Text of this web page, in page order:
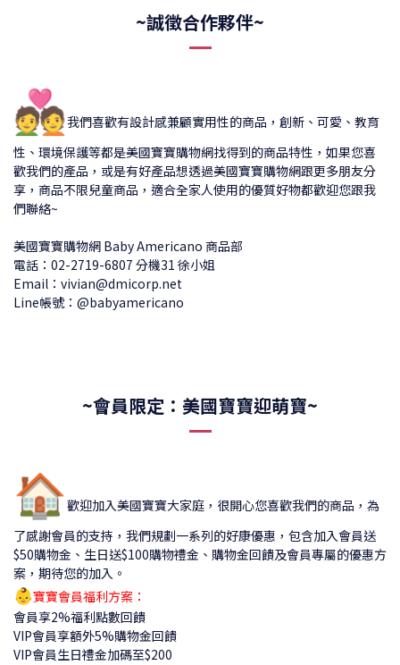
~誠徵合作夥伴~
💑我們喜歡有設計感兼顧實用性的商品，創新、可愛、教育
性、環境保護等都是美國寶寶購物網找得到的商品特性，如果您喜
歡我們的產品，或是有好產品想透過美國寶寶購物網跟更多朋友分
享，商品不限兒童商品，適合全家人使用的優質好物都歡迎您跟我
們聯絡~
美國寶寶購物網 Baby Americano 商品部
電話：02-2719-6807 分機31 徐小姐
Email：vivian@dmicorp.net
Line帳號：@babyamericano
~會員限定：美國寶寶迎萌寶~
🏠歡迎加入美國寶寶大家庭，很開心您喜歡我們的商品，為
了感謝會員的支持，我們規劃一系列的好康優惠，包含加入會員送
$50購物金、生日送$100購物禮金、購物金回饋及會員專屬的優惠方
案，期待您的加入。
👶寶寶會員福利方案：
會員享2%福利點數回饋
VIP會員享額外5%購物金回饋
VIP會員生日禮金加碼至$200